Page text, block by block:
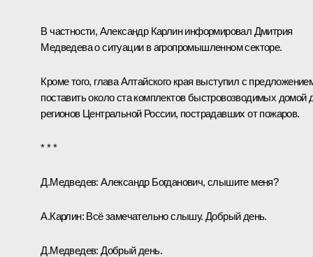
В частности, Александр Карлининформировал Дмитрия
Медведева о ситуации в агропромышленном секторе.
Кроме того, глава Алтайского края выступил с
поставить около ста комплектов быстровозводимых домой
регионов Центральной России, пострадавших от пожаров.
* * *
Д.Медведев: Александр Богданович, слышите меня?
А.Карлин: Всё замечательно слышу. Добрый день.
Д.Медведев: Добрый день.